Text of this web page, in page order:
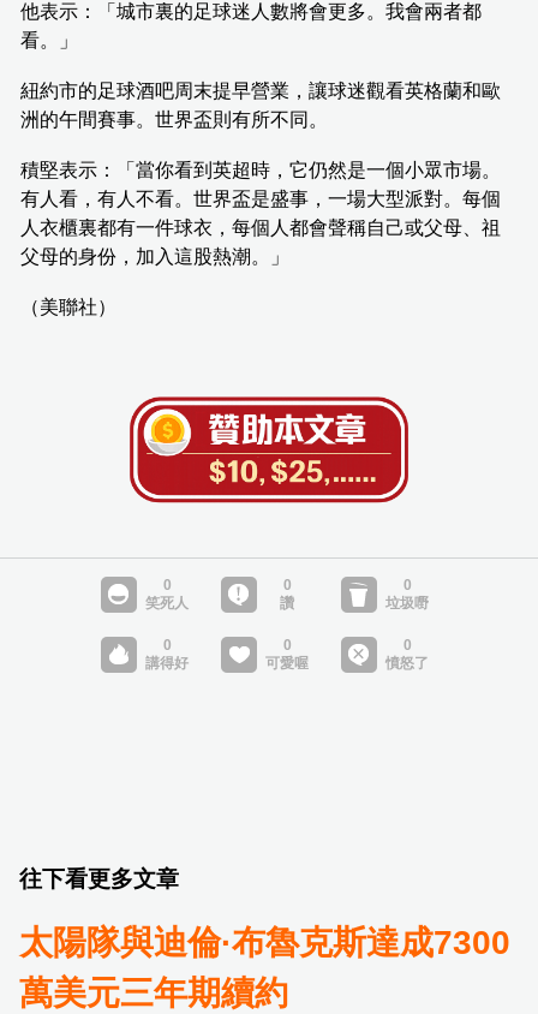
他表示：「城市裏的足球迷人數將會更多。我會兩者都
看。」
紐約市的足球酒吧周末提早營業，讓球迷觀看英格蘭和歐
洲的午間賽事。世界盃則有所不同。
積堅表示：「當你看到英超時，它仍然是一個小眾市場。
有人看，有人不看。世界盃是盛事，一場大型派對。每個
人衣櫃裏都有一件球衣，每個人都會聲稱自己或父母、祖
父母的身份，加入這股熱潮。」
（美聯社）
往下看更多文章
太陽隊與迪倫·布魯克斯達成7300
萬美元三年期續約